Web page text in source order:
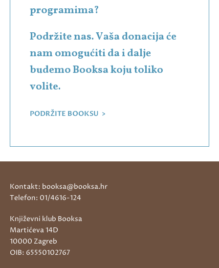
programima?
Podržite nas. Vaša donacija će
nam omogućiti da i dalje
budemo Booksa koju toliko
volite.
PODRŽITE BOOKSU >
Kontakt: booksa@booksa.hr
Telefon: 01/4616-124
Književni klub Booksa
Martićeva 14D
10000 Zagreb
OIB: 65550102767